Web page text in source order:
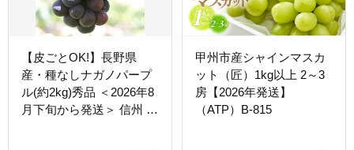
【皮ごとOK!】長野県
産・種なしナガノパープ
ル(約2kg)秀品 ＜2026年8
月下旬から発送＞ 信州 南
甲州市産シャインマスカ
ット（匠）1kg以上 2～3
房【2026年発送】
（ATP）B-815